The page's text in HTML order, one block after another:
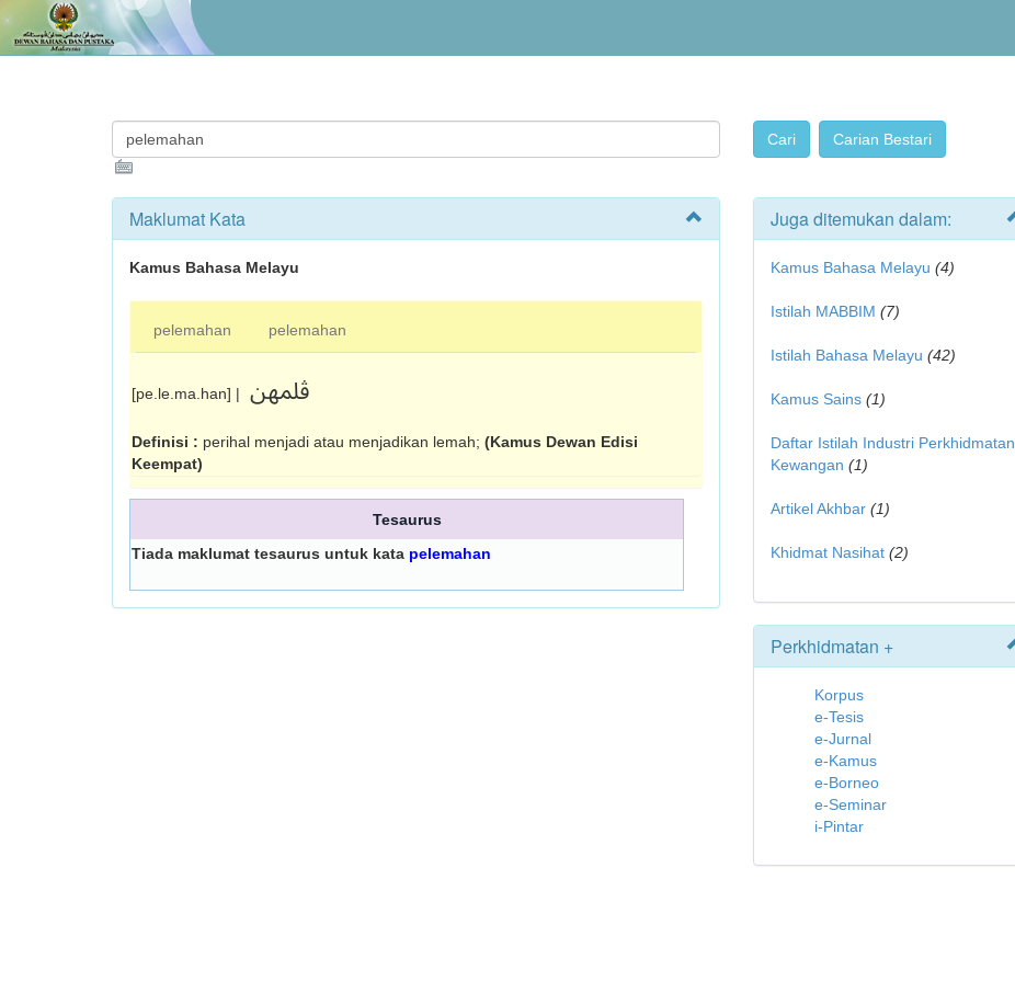
Maklumat Kata
Kamus Bahasa Melayu
pelemahan pelemahan
[pe.le.ma.han] | ڤلمهن
Definisi : perihal menjadi atau menjadikan lemah; (Kamus Dewan Edisi
Keempat)
Tesaurus
Tiada maklumat tesaurus untuk kata pelemahan
Juga ditemukan dalam:
Kamus Bahasa Melayu (4)
Istilah MABBIM (7)
Istilah Bahasa Melayu (42)
Kamus Sains (1)
Daftar Istilah Industri Perkhidmatan
Kewangan (1)
Artikel Akhbar (1)
Khidmat Nasihat (2)
Perkhidmatan +
Korpus
e-Tesis
e-Jurnal
e-Kamus
e-Borneo
e-Seminar
i-Pintar